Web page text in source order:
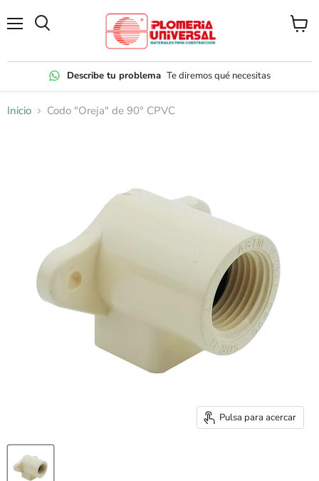
Describe tu problema Te diremos qué necesitas
Ver
Inicio Codo "Oreja" de 90° CPVC
Pulsa para acercar